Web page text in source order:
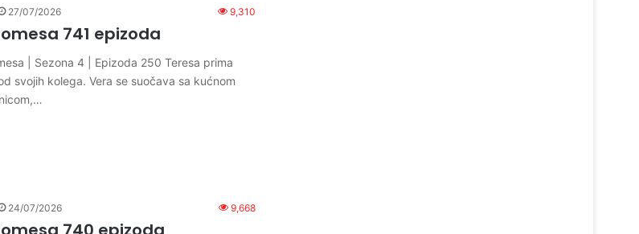
27/07/2026 9,310
741 epizoda
| Sezona 4 | Epizoda 250 Teresa prima
svojih kolega. Vera se suočava sa kućnom
24/07/2026 9,668